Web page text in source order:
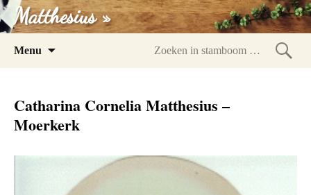
Matthesius »
Menu
Catharina Cornelia Matthesius –
Moerkerk